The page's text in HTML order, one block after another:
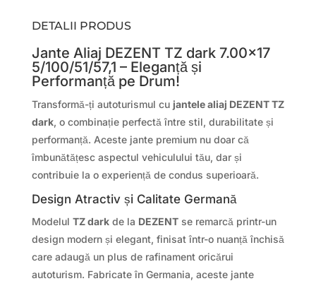
DETALII PRODUS
Jante Aliaj DEZENT TZ dark 7.00×17
5/100/51/57,1 – Eleganță și
Performanță pe Drum!
Transformă-ți autoturismul cu jantele aliaj DEZENT TZ
dark, o combinație perfectă între stil, durabilitate și
performanță. Aceste jante premium nu doar că
îmbunătățesc aspectul vehiculului tău, dar și
contribuie la o experiență de condus superioară.
Design Atractiv și Calitate Germană
Modelul TZ darkde la DEZENTse remarcă printr-un
design modern și elegant, finisat într-o nuanță închisă
care adaugă un plus de rafinament oricărui
autoturism. Fabricate în Germania, aceste jante